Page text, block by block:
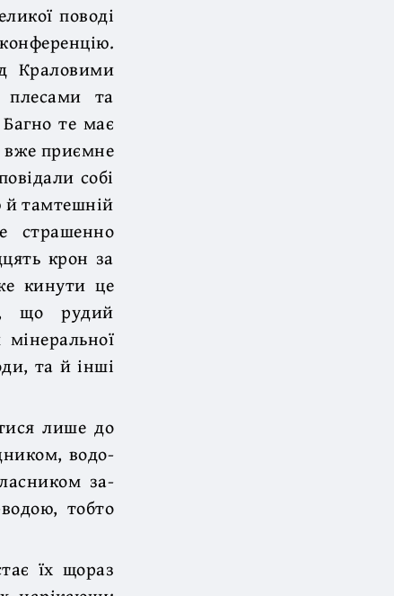
поводі
Краловими
та
те має
вже приємне
собі
й тамтешній
страшенно
крон за
кинути це
що рудий
та й інші
лише до
водо-
за-
тобто
їх щораз